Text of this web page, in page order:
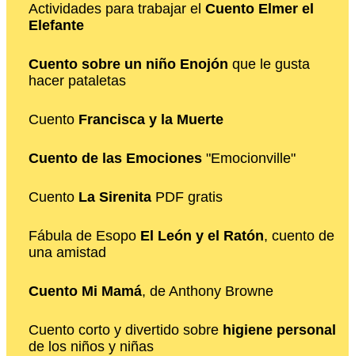
Actividades para trabajar el Cuento Elmer el
Elefante
Cuento sobre un niño Enojón que le gusta
hacer pataletas
Cuento Francisca y la Muerte
Cuento de las Emociones "Emocionville"
Cuento La Sirenita PDF gratis
Fábula de Esopo El León y el Ratón, cuento de
una amistad
Cuento Mi Mamá, de Anthony Browne
Cuento corto y divertido sobre higiene personal
de los niños y niñas